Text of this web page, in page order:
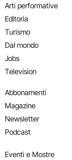
Arti performative
Editoria
Turismo
Dal mondo
Jobs
Television
Abbonamenti
Magazine
Newsletter
Podcast
Eventi e Mostre